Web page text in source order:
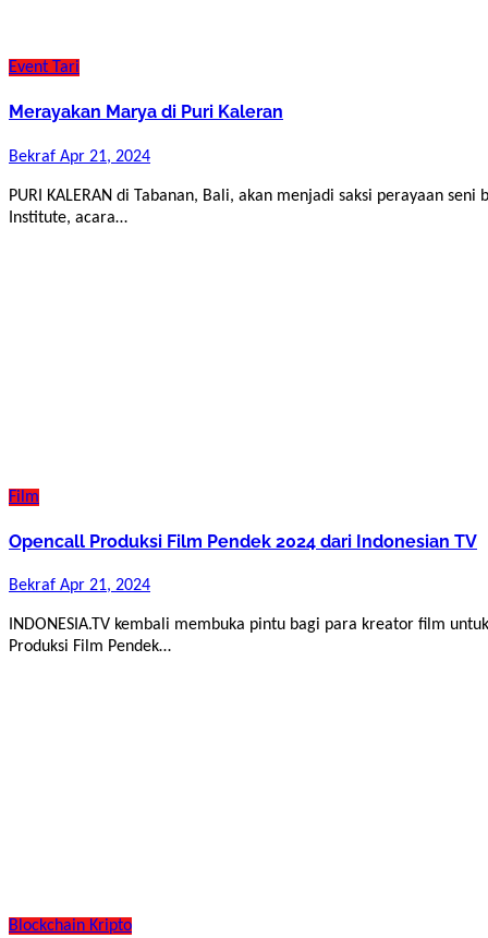
Event Tari
Merayakan Marya di Puri Kaleran
Bekraf Apr 21, 2024
PURI KALERAN di Tabanan, Bali, akan menjadi saksi perayaan seni bertajuk “Merayakan Marya”. Diadakan oleh Mulawali
Institute, acara…
Film
Opencall Produksi Film Pendek 2024 dari Indonesian TV
Bekraf Apr 21, 2024
Produksi Film Pendek…
Blockchain Kripto